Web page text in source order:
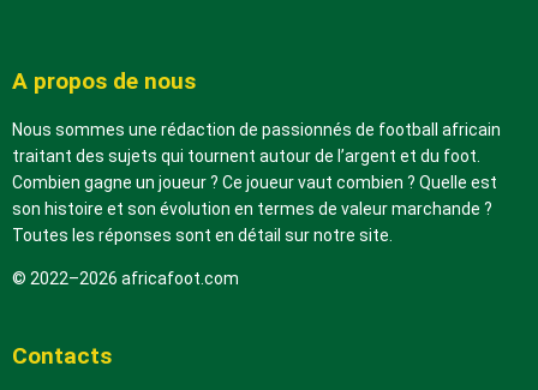
A propos de nous
Nous sommes une rédaction de passionnés de football africain
traitant des sujets qui tournent autour de l’argent et du foot.
Combien gagne un joueur ? Ce joueur vaut combien ? Quelle est
son histoire et son évolution en termes de valeur marchande ?
Toutes les réponses sont en détail sur notre site.
© 2022–2026 africafoot.com
Contacts